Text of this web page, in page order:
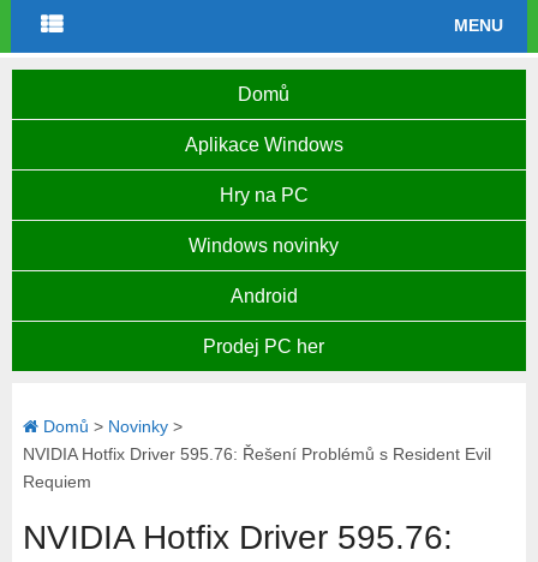
MENU
Domů
Aplikace Windows
Hry na PC
Windows novinky
Android
Prodej PC her
Domů > Novinky>
NVIDIA Hotfix Driver 595.76: Řešení Problémů s Resident Evil
Requiem
NVIDIA Hotfix Driver 595.76: